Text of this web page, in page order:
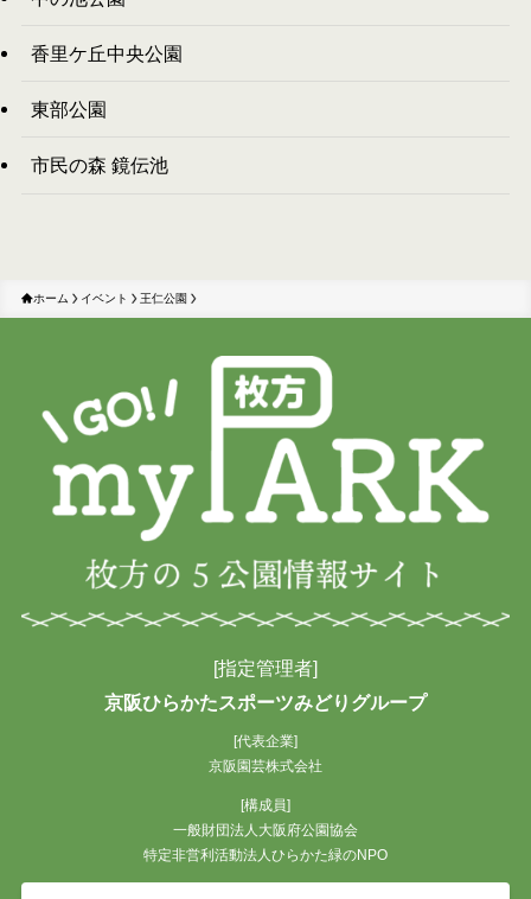
香里ケ丘中央公園
東部公園
市民の森 鏡伝池
ホーム イベント 王仁公園
[指定管理者]
京阪ひらかたスポーツみどりグループ
[代表企業]
京阪園芸株式会社
[構成員]
一般財団法人大阪府公園協会
特定非営利活動法人ひらかた緑のNPO